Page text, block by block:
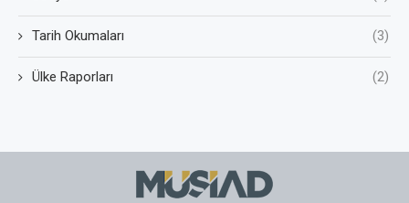
Tarih Okumaları (3)
Ülke Raporları (2)